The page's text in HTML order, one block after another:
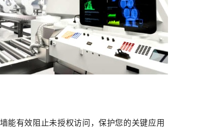
能有效阻止未授权访问，保护您的关键应用